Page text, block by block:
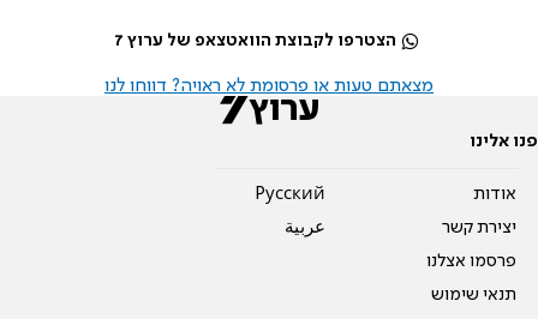
הצטרפו לקבוצת הוואטצאפ של ערוץ 7
מצאתם טעות או פרסומת לא ראויה? דווחו לנו
פנו אלינו
אודות
יצירת קשר
פרסמו אצלנו
תנאי שימוש
Pусский
عربية